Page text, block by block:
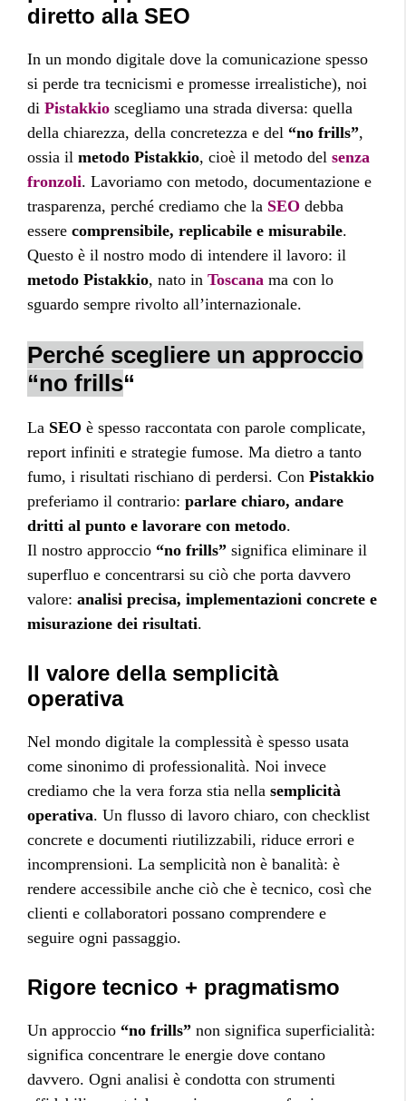
diretto alla SEO
In un mondo digitale dove la comunicazione spesso
si perde tra tecnicismi e promesse irrealistiche), noi
di Pistakkio scegliamo una strada diversa: quella
della chiarezza, della concretezza e del “no frills”,
ossia il metodo Pistakkio, cioè il metodo del senza
fronzoli. Lavoriamo con metodo, documentazione e
trasparenza, perché crediamo che la SEO debba
essere comprensibile, replicabile e misurabile.
Questo è il nostro modo di intendere il lavoro: il
metodo Pistakkio, nato in Toscana ma con lo
sguardo sempre rivolto all’internazionale.
Perché scegliere un approccio
“no frills“
La SEO è spesso raccontata con parole complicate,
report infiniti e strategie fumose. Ma dietro a tanto
fumo, i risultati rischiano di perdersi. Con Pistakkio
preferiamo il contrario: parlare chiaro, andare
dritti al punto e lavorare con metodo.
Il nostro approccio “no frills” significa eliminare il
superfluo e concentrarsi su ciò che porta davvero
valore: analisi precisa, implementazioni concrete e
misurazione dei risultati.
Il valore della semplicità
operativa
Nel mondo digitale la complessità è spesso usata
come sinonimo di professionalità. Noi invece
crediamo che la vera forza stia nella semplicità
operativa. Un flusso di lavoro chiaro, con checklist
concrete e documenti riutilizzabili, riduce errori e
incomprensioni. La semplicità non è banalità: è
rendere accessibile anche ciò che è tecnico, così che
clienti e collaboratori possano comprendere e
seguire ogni passaggio.
Rigore tecnico + pragmatismo
Un approccio “no frills” non significa superficialità:
significa concentrare le energie dove contano
davvero. Ogni analisi è condotta con strumenti